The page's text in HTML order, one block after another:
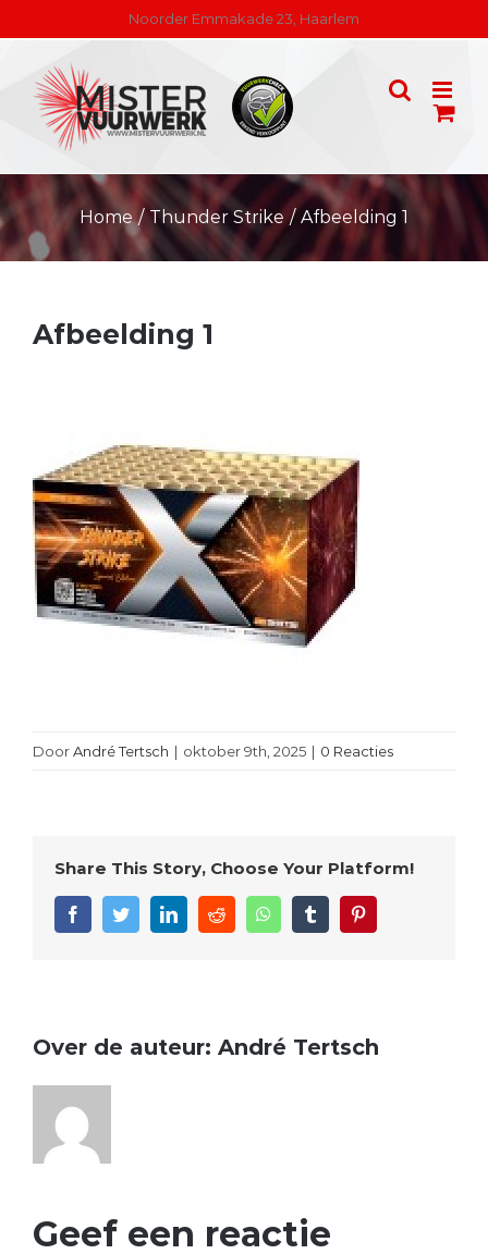
content
Noorder Emmakade 23, Haarlem
Home / Thunder Strike / Afbeelding 1
Afbeelding 1
DoorAndré Tertsch | oktober 9th, 2025 | 0 Reacties
Share This Story, Choose Your Platform!
FacebookTwitterLinkedInReddit WhatsAppTumblr
Over de auteur: André Tertsch
Geef een reactie